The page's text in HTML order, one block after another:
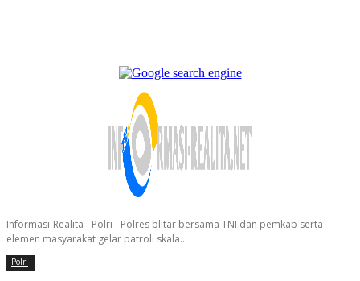
Informasi-Realita Polri
Polres blitar bersama TNI dan pemkab serta
elemen masyarakat gelar patroli skala...
Polri